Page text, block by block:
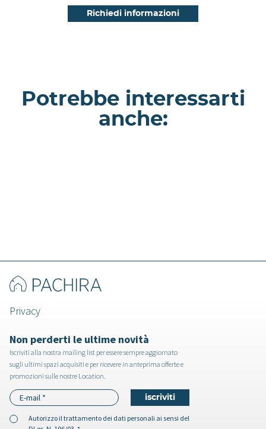
Potrebbe interessarti
anche:
Privacy
Non perderti le ultime novità
Iscriviti alla nostra mailing list per essere sempre aggiornato
sugli ultimi spazi acquisiti e per ricevere in anteprima offerte e
promozioni sulle nostre Location.
Autorizzo iltrattamento dei dati personali ai sensi del